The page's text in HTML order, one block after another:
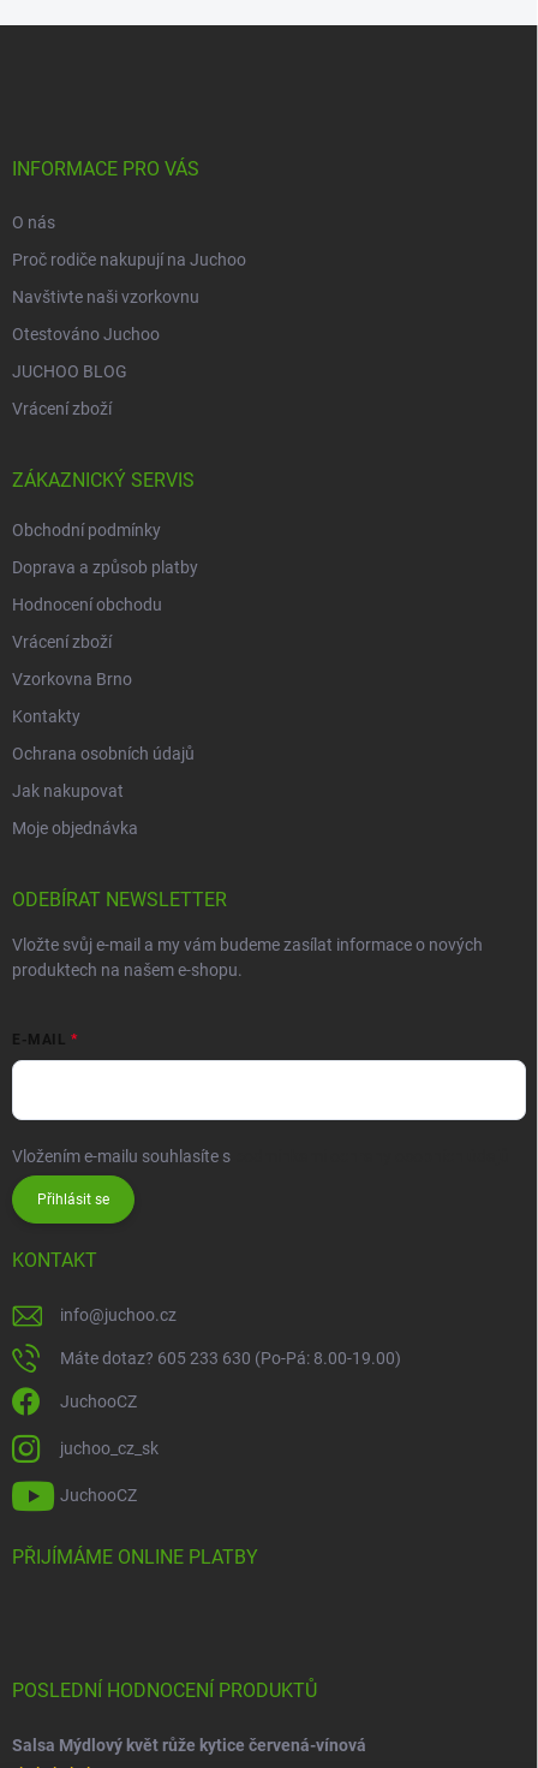
INFORMACE PRO VÁS
O nás
Proč rodiče nakupují na Juchoo
Navštivte naši vzorkovnu
Otestováno Juchoo
JUCHOO BLOG
Vrácení zboží
ZÁKAZNICKÝ SERVIS
Obchodní podmínky
Doprava a způsob platby
Hodnocení obchodu
Vrácení zboží
Vzorkovna Brno
Kontakty
Ochrana osobních údajů
Jak nakupovat
Moje objednávka
ODEBÍRAT NEWSLETTER
Vložte svůj e-mail a my vám budeme zasílat informace o nových
produktech na našem e-shopu.
E-MAIL
Vložením e-mailu souhlasíte s
Přihlásit se
KONTAKT
info@juchoo.cz
Máte dotaz? 605 233 630 (Po-Pá: 8.00-19.00)
JuchooCZ
juchoo_cz_sk
JuchooCZ
PŘIJÍMÁME ONLINE PLATBY
POSLEDNÍ HODNOCENÍ PRODUKTŮ
Salsa Mýdlový květ růže kytice červená-vínová